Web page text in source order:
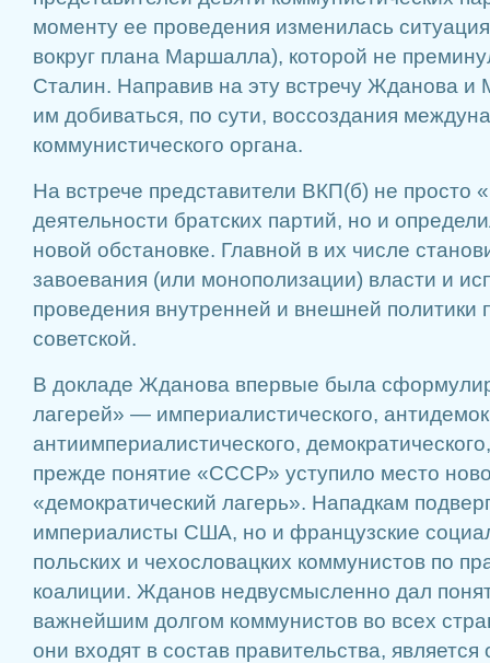
моменту ее проведения изменилась
вокруг плана Маршалла), которой не
Сталин. Направив на эту встречу Жданова и
им добиваться, по сути, воссоздания
коммунистического органа.
На встрече представители ВКП(б) не просто
деятельности братских партий, но и
новой обстановке. Главной в их числе
завоевания (или монополизации) власти и
проведения внутренней и внешней политики
советской.
В докладе Жданова впервые была
лагерей» — империалистического,
антиимпериалистического,
прежде понятие «СССР» уступило место
«демократический лагерь». Нападкам
империалисты США, но и французские
польских и чехословацких коммунистов по
коалиции. Жданов недвусмысленно дал
важнейшим долгом коммунистов во всех
они входят в состав правительства,